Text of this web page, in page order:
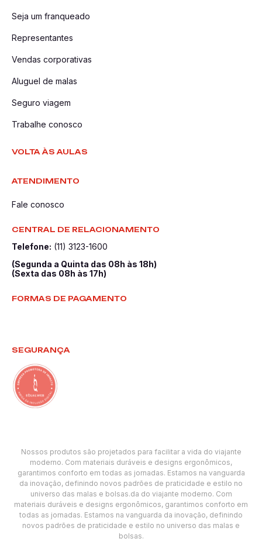
Seja um franqueado
Representantes
Vendas corporativas
Aluguel de malas
Seguro viagem
Trabalhe conosco
VOLTA ÀS AULAS
ATENDIMENTO
Fale conosco
CENTRAL DE RELACIONAMENTO
Telefone: (11) 3123-1600
(Segunda a Quinta das 08h às 18h)
(Sexta das 08h às 17h)
FORMAS DE PAGAMENTO
SEGURANÇA
Nossos produtos são projetados para facilitar a vida do viajante
moderno. Com materiais duráveis e designs ergonômicos,
garantimos conforto em todas as jornadas. Estamos na vanguarda
da inovação, definindo novos padrões de praticidade e estilo no
universo das malas e bolsas.da do viajante moderno. Com
materiais duráveis e designs ergonômicos, garantimos conforto em
todas as jornadas. Estamos na vanguarda da inovação, definindo
novos padrões de praticidade e estilo no universo das malas e
bolsas.